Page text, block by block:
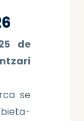
de
se